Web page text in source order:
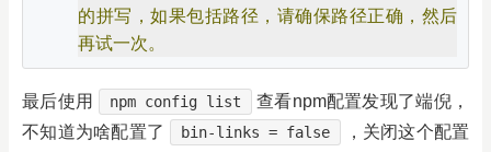
的拼写，如果包括路径，请确保路径正确，然后
再试一次。
最后使用 npm config list 查看npm配置发现了端倪 ，
不知道为啥配置了
bin-links = false
，关闭这个配置